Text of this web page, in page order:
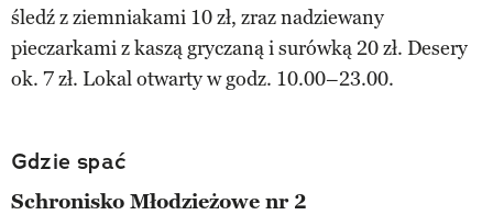
śledź z ziemniakami 10 zł, zraz nadziewany
pieczarkami z kaszą gryczaną i surówką 20 zł. Desery
ok. 7 zł. Lokal otwarty w godz. 10.00–23.00.
Gdzie spać
Schronisko Młodzieżowe nr 2